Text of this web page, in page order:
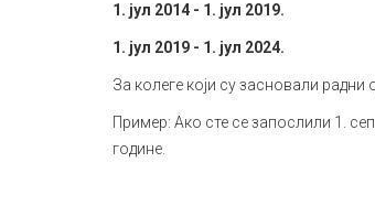
1. јул 2014 - 1. јул 2019.
1. јул 2019 - 1. јул 2024.
За колеге који су засновали радни
Пример: Ако сте се запослили 1.
године.